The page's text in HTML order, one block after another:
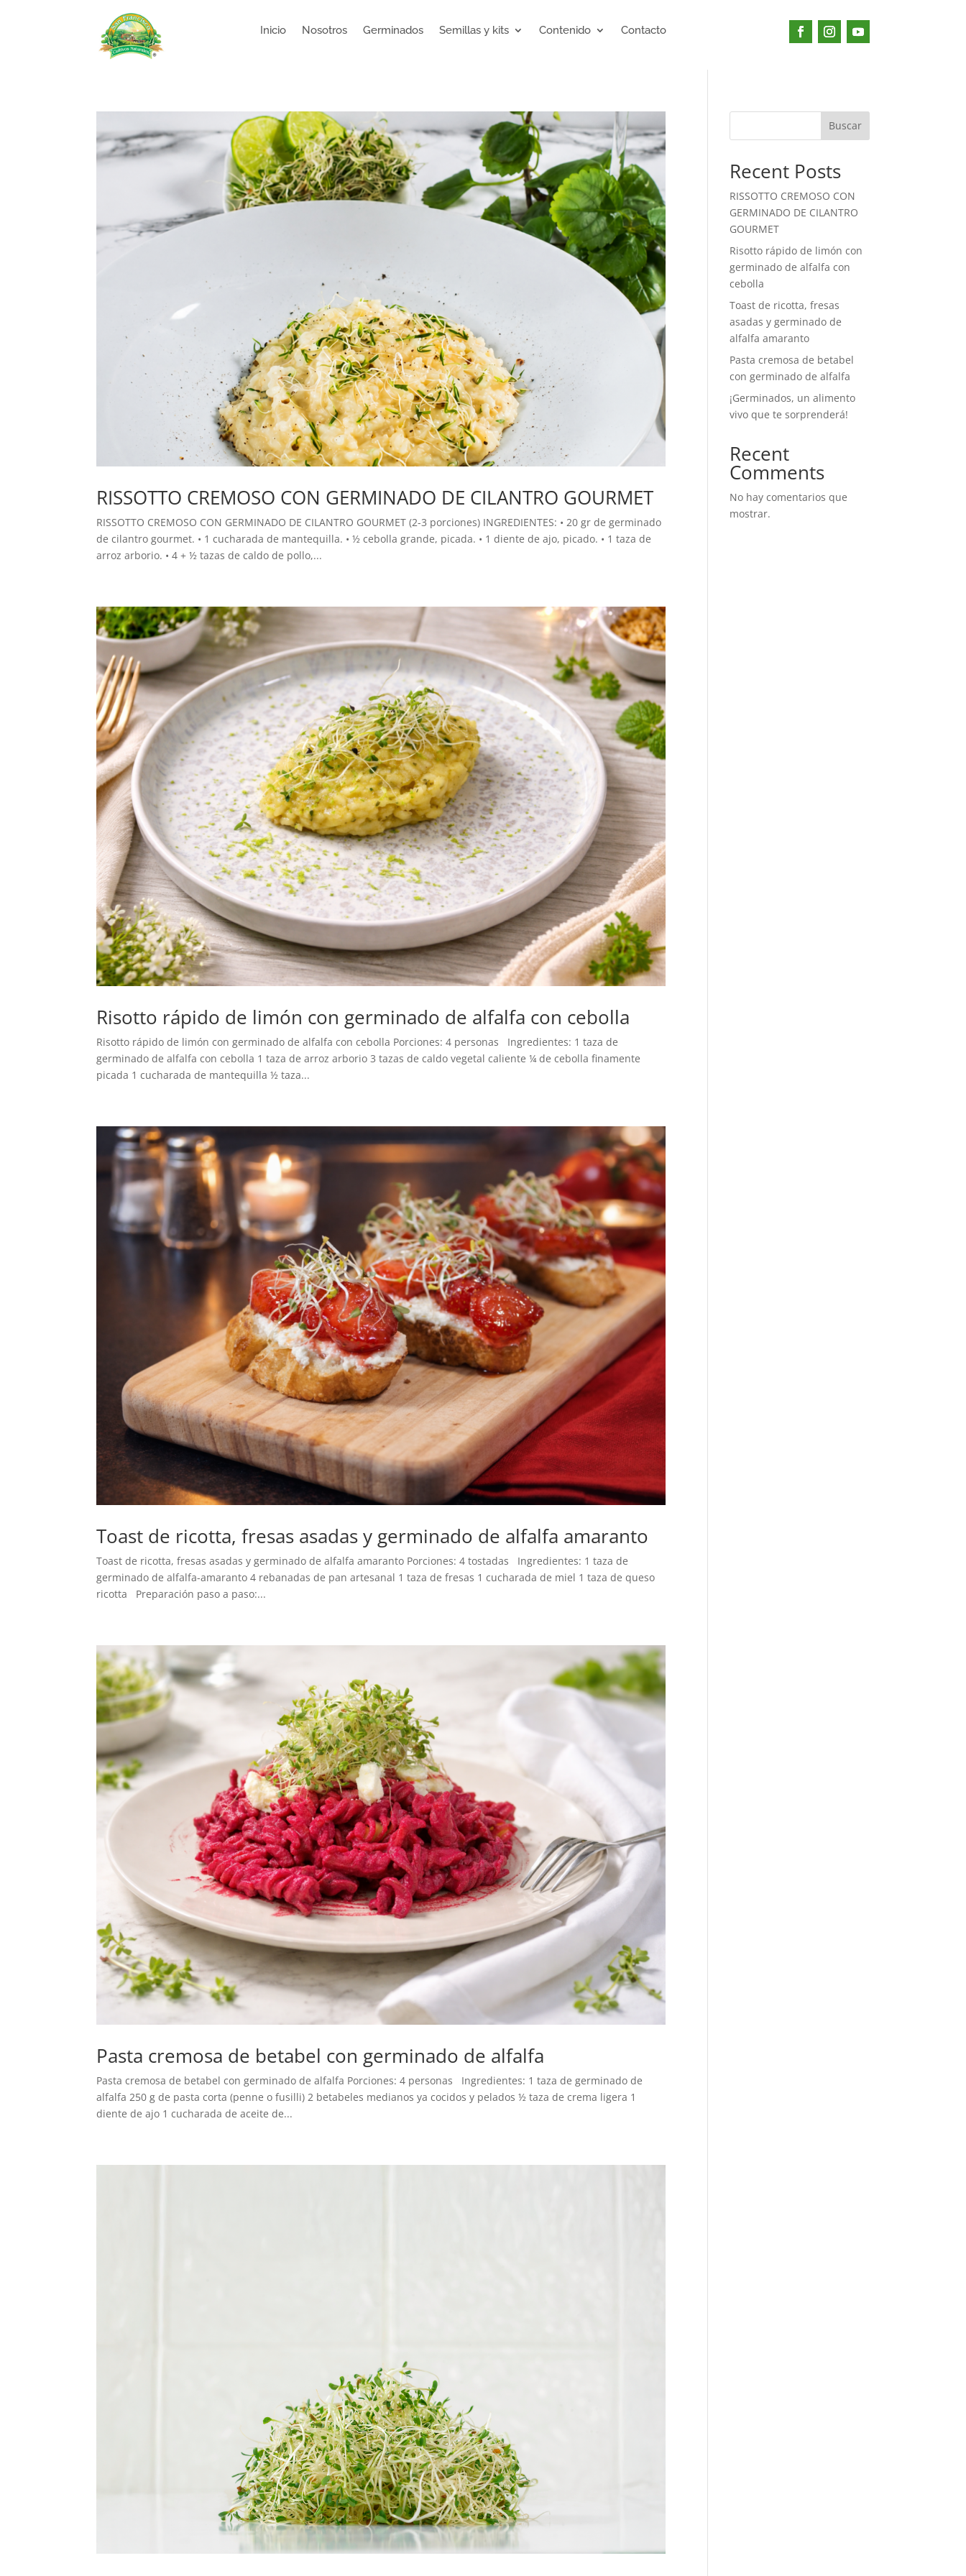
Inicio Nosotros Germinados Semillas y kits Contenido Contacto
RISSOTTO CREMOSO CON GERMINADO DE CILANTRO GOURMET
RISSOTTO CREMOSO CON GERMINADO DE CILANTRO GOURMET (2-3 porciones) INGREDIENTES: • 20 gr de germinado
de cilantro gourmet. • 1 cucharada de mantequilla. • ½ cebolla grande, picada. • 1 diente de ajo, picado. • 1 taza de
arroz arborio. • 4 + ½ tazas de caldo de pollo,...
Risotto rápido de limón con germinado de alfalfa con cebolla
Risotto rápido de limón con germinado de alfalfa con cebolla Porciones: 4 personas Ingredientes: 1 taza de
germinado de alfalfa con cebolla 1 taza de arroz arborio 3 tazas de caldo vegetal caliente ¼ de cebolla finamente
picada 1 cucharada de mantequilla ½ taza...
Toast de ricotta, fresas asadas y germinado de alfalfa amaranto
Toast de ricotta, fresas asadas y germinado de alfalfa amaranto Porciones: 4 tostadas Ingredientes: 1 taza de
germinado de alfalfa-amaranto 4 rebanadas de pan artesanal 1 taza de fresas 1 cucharada de miel 1 taza de queso
ricotta Preparación paso a paso:...
Pasta cremosa de betabel con germinado de alfalfa
Pasta cremosa de betabel con germinado de alfalfa Porciones: 4 personas Ingredientes: 1 taza de germinado de
alfalfa 250 g de pasta corta (penne o fusilli) 2 betabeles medianos ya cocidos y pelados ½ taza de crema ligera 1
diente de ajo 1 cucharada de aceite de...
Buscar
Recent Posts
RISSOTTO CREMOSO CON
GERMINADO DE CILANTRO
GOURMET
Risotto rápido de limón con
germinado de alfalfa con
cebolla
Toast de ricotta, fresas
asadas y germinado de
alfalfa amaranto
Pasta cremosa de betabel
con germinado de alfalfa
¡Germinados, un alimento
vivo que te sorprenderá!
Recent
Comments
No hay comentarios que
mostrar.